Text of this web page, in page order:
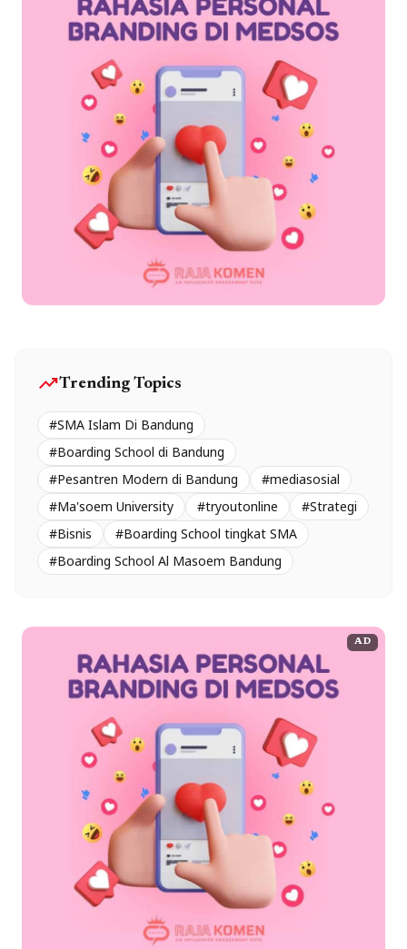
trending_upTrending Topics
#SMA Islam Di Bandung
#Boarding School di Bandung
#Pesantren Modern di Bandung
#mediasosial
#Ma'soem University
#tryoutonline
#Strategi
#Bisnis
#Boarding School tingkat SMA
#Boarding School Al Masoem Bandung
AD